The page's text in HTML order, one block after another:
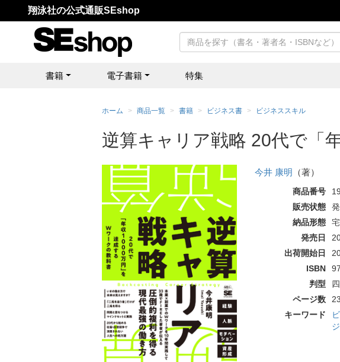
翔泳社の公式通販SEshop
書籍 電子書籍 特集
ホーム 商品一覧 書籍 ビジネス書 ビジネススキル
逆算キャリア戦略 20代で「
今井 康明 （著）
商品番号
販売状態
納品形態
発売日
出荷開始日
ISBN
判型
ページ数
キーワード